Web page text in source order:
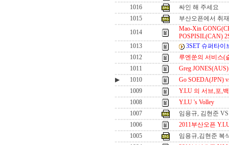
1016
싸인 해 주세요
1015
부산오픈에서 취
1014
Mao-Xin
POSPISIL(CAN)
1013
3SET 슈퍼타이
1012
루엔쑨의 서비스(
1011
Greg
▶
1010
Go SOEDA(JPN)
1009
Y.LU 의 서브,포,
1008
Y.LU 's Volley
1007
임용규, 김현준
1006
2011부산오픈
1005
임용규,김현준 복